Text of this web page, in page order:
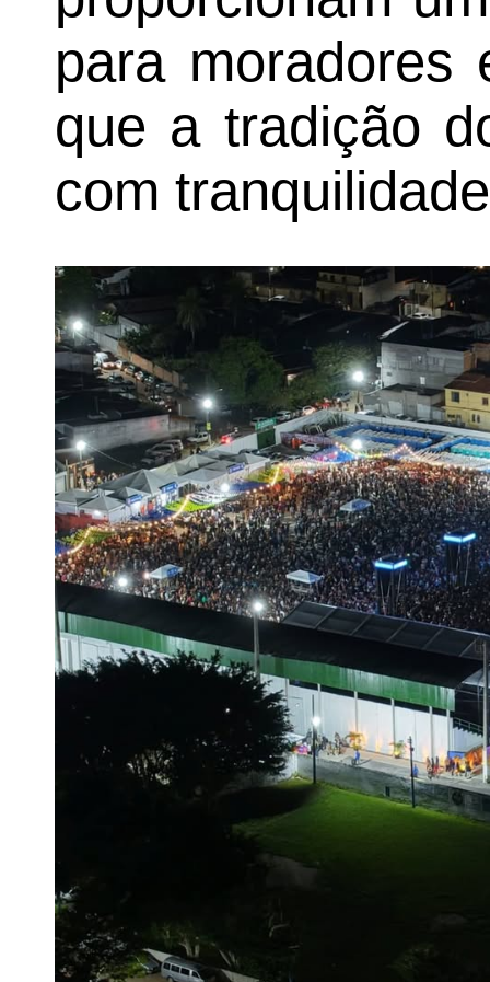
para moradores
que a tradição
com